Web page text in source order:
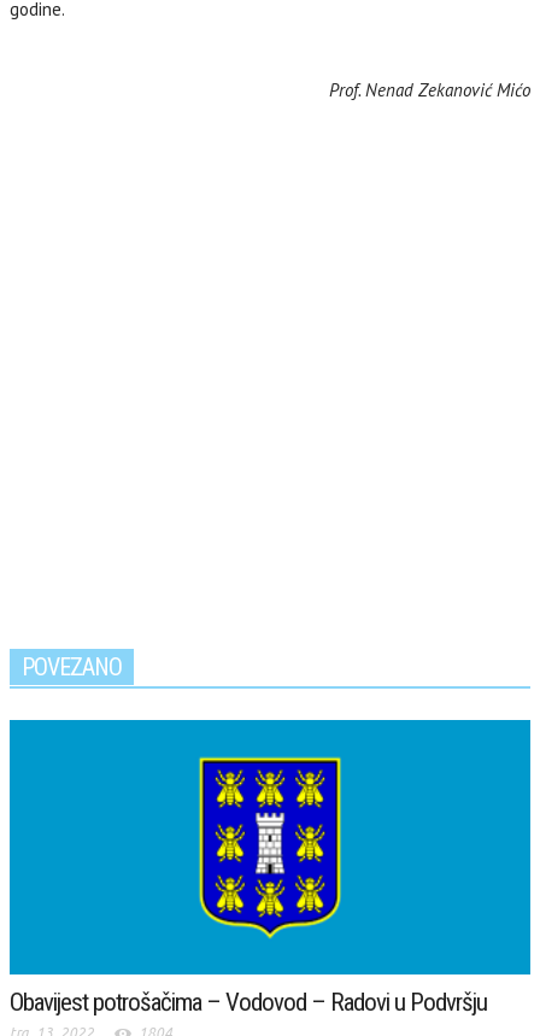
godine.
Prof. Nenad Zekanović Mićo
POVEZANO
Obavijest potrošačima – Vodovod – Radovi u Podvršju